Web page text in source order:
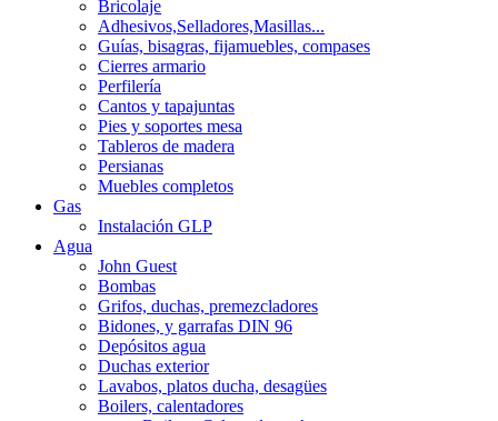
Bricolaje
Adhesivos,Selladores,Masillas...
Guías, bisagras, fijamuebles, compases
Cierres armario
Perfilería
Cantos y tapajuntas
Pies y soportes mesa
Tableros de madera
Persianas
Muebles completos
Gas
Instalación GLP
Agua
John Guest
Bombas
Grifos, duchas, premezcladores
Bidones, y garrafas DIN 96
Depósitos agua
Duchas exterior
Lavabos, platos ducha, desagües
Boilers, calentadores